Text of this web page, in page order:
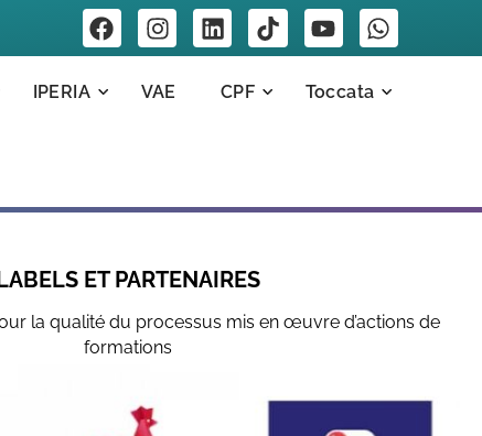
IPERIA VAE CPF Toccata
ET PARTENAIRES
la qualité du processus mis en œuvre d’actions de
formations